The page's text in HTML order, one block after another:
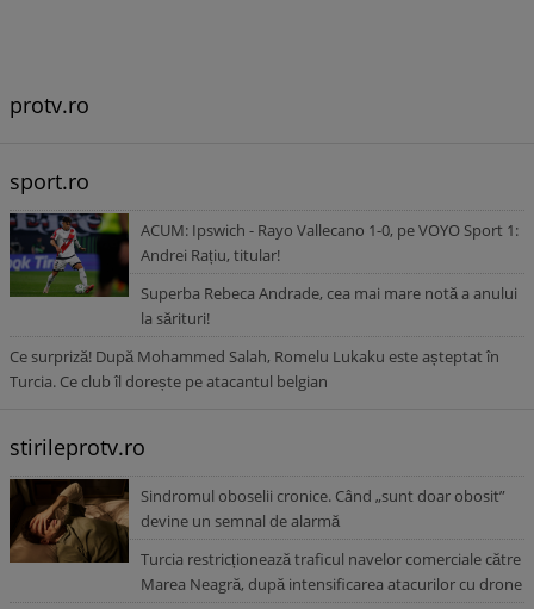
protv.ro
sport.ro
ACUM: Ipswich - Rayo Vallecano 1-0, pe VOYO Sport 1:
Andrei Rațiu, titular!
Superba Rebeca Andrade, cea mai mare notă a anului
la sărituri!
Ce surpriză! După Mohammed Salah, Romelu Lukaku este așteptat în
Turcia. Ce club îl dorește pe atacantul belgian
stirileprotv.ro
Sindromul oboselii cronice. Când „sunt doar obosit”
devine un semnal de alarmă
Turcia restricționează traficul navelor comerciale către
Marea Neagră, după intensificarea atacurilor cu drone